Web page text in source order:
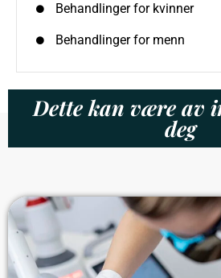
Behandlinger for kvinner
Behandlinger for menn
Dette kan være av
deg